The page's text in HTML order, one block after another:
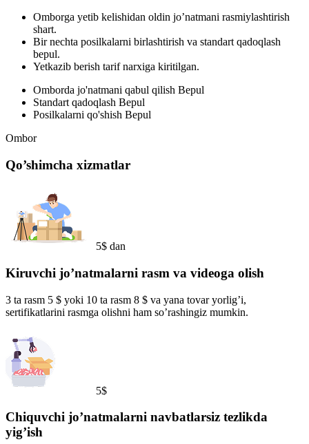
Omborga yetib kelishidan oldin jo’natmani rasmiylashtirish
shart.
Bir nechta posilkalarni birlashtirish va standart qadoqlash
bepul.
Yetkazib berish tarif narxiga kiritilgan.
Omborda jo'natmani qabul qilish Bepul
Standart qadoqlash Bepul
Posilkalarni qo'shish Bepul
Ombor
Qo’shimcha xizmatlar
5$ dan
Kiruvchi jo’natmalarni rasm va videoga olish
3 ta rasm 5 $ yoki 10 ta rasm 8 $ va yana tovar yorlig’i,
sertifikatlarini rasmga olishni ham so’rashingiz mumkin.
5$
Chiquvchi jo’natmalarni navbatlarsiz tezlikda
yig’ish